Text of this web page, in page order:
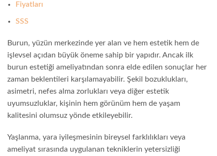
Fiyatları
SSS
Burun, yüzün merkezinde yer alan ve hem estetik hem de
işlevsel açıdan büyük öneme sahip bir yapıdır. Ancak ilk
burun estetiği ameliyatından sonra elde edilen sonuçlar her
zaman beklentileri karşılamayabilir. Şekil bozuklukları,
asimetri, nefes alma zorlukları veya diğer estetik
uyumsuzluklar, kişinin hem görünüm hem de yaşam
kalitesini olumsuz yönde etkileyebilir.
Yaşlanma, yara iyileşmesinin bireysel farklılıkları veya
ameliyat sırasında uygulanan tekniklerin yetersizliği